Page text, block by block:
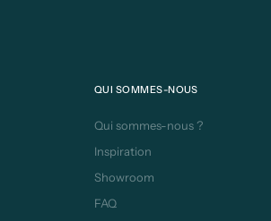
QUI SOMMES-NOUS
Qui sommes-nous ?
Inspiration
Showroom
FAQ